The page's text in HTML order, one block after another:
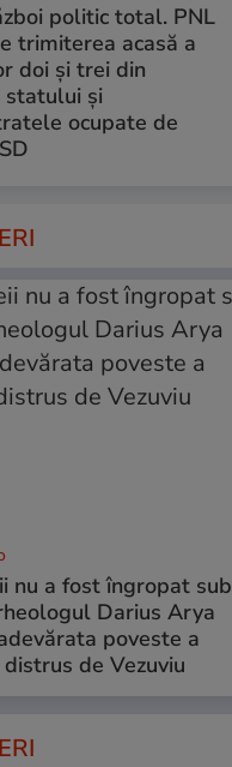
politic total. PNL
trimiterea acasă a
doi și trei din
și
ocupate de
nu a fost îngropat sub
Darius Arya
poveste a
de Vezuviu